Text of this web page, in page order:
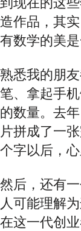
造作品，其
有数学的美是
熟悉我的朋
笔、拿起手
的数量。去
片拼成了一
个字以后，
然后，还有
人可能理解
在这一代创